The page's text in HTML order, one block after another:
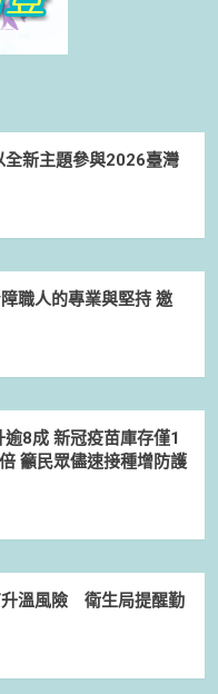
新主題參與2026臺灣
職人的專業與堅持 邀
8成 新冠疫苗庫存僅1
籲民眾儘速接種增防護
升溫風險 衛生局提醒勤